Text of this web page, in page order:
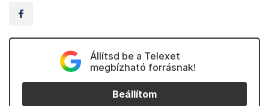
Állítsd be a Telexet
megbízható forrásnak!
Beállítom